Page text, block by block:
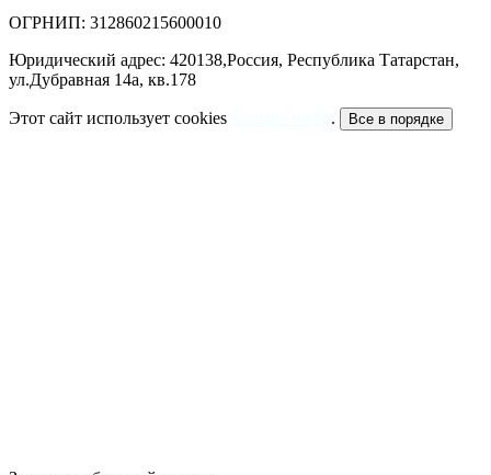
ОГРНИП: 312860215600010
Юридический адрес: 420138,Россия, Республика Татарстан,
ул.Дубравная 14а, кв.178
Этот сайт использует cookies . Все в порядке